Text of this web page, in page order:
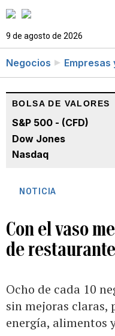
9 de agosto de 2026
Negocios Empresas
BOLSA DE VALORES
S&P 500 - (CFD)
Dow Jones
Nasdaq
NOTICIA
Con el vaso
de
Ocho de cada 10
sin mejoras claras,
energía, alimentos